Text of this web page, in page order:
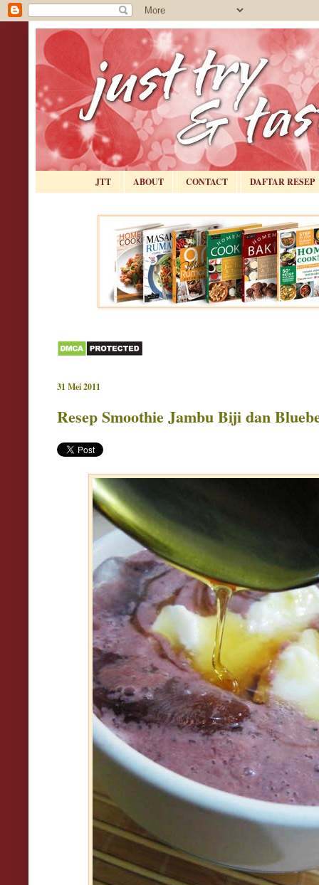
JTT ABOUT CONTACT DAFTAR RESEP
31 Mei 2011
Resep Smoothie Jambu Biji dan